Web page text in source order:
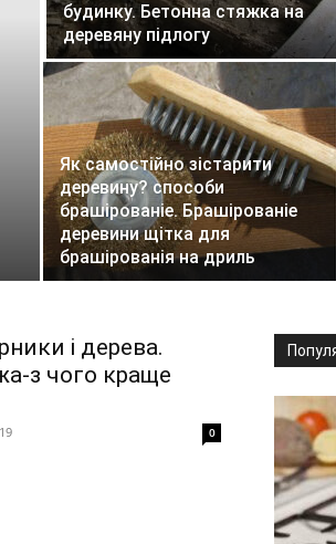
будинку. Бетонна стяжка на
деревяну підлогу
Як самостійно зістарити
деревину? способи
брашірованіе. Брашірованіе
деревини щітка для
брашірованія на дриль
і дерева.
з чого краще
0